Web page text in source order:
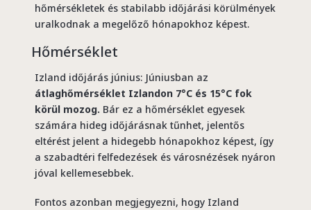
hőmérsékletek és stabilabb időjárási körülmények
uralkodnak a megelőző hónapokhoz képest.
Hőmérséklet
Izland időjárás június: Júniusban az
átlaghőmérséklet Izlandon 7°C és 15°C fok
körül mozog. Bár ez a hőmérséklet egyesek
számára hideg időjárásnak tűnhet, jelentős
eltérést jelent a hidegebb hónapokhoz képest, így
a szabadtéri felfedezések és városnézések nyáron
jóval kellemesebbek.
Fontos azonban megjegyezni, hogy Izland